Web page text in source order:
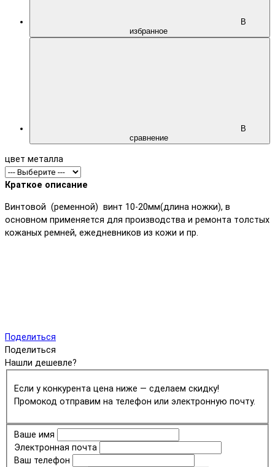
В
избранное
В
сравнение
цвет металла
Краткое описание
Винтовой (ременной) винт 10-20мм(длина ножки), в
основном применяется для производства и ремонта толстых
кожаных ремней, ежедневников из кожи и пр.
Поделиться
Поделиться
Нашли дешевле?
Если у конкурента цена ниже — сделаем скидку!
Промокод отправим на телефон или электронную почту.
Ваше имя
Электронная почта
Ваш телефон